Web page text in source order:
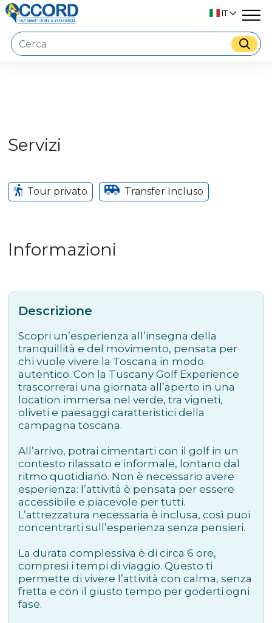
IT
Servizi
Tour privato Transfer Incluso
Informazioni
Descrizione
Scopri un’esperienza all’insegna della
tranquillità e del movimento, pensata per
chi vuole vivere la Toscana in modo
autentico. Con la Tuscany Golf Experience
trascorrerai una giornata all’aperto in una
location immersa nel verde, tra vigneti,
oliveti e paesaggi caratteristici della
campagna toscana.
All’arrivo, potrai cimentarti con il golf in un
contesto rilassato e informale, lontano dal
ritmo quotidiano. Non è necessario avere
esperienza: l’attività è pensata per essere
accessibile e piacevole per tutti.
L’attrezzatura necessaria è inclusa, così puoi
concentrarti sull’esperienza senza pensieri.
La durata complessiva è di circa 6 ore,
compresi i tempi di viaggio. Questo ti
permette di vivere l’attività con calma, senza
fretta e con il giusto tempo per goderti ogni
fase.